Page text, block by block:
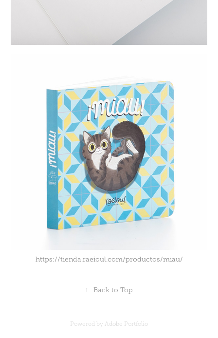
https://tienda.raeioul.com/productos/miau/
↑ Back to Top
Powered by Adobe Portfolio